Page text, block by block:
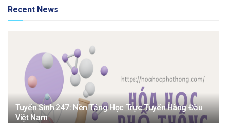
Recent News
Tuyển Sinh 247: Nền Tảng Học Trực Tuyến Hàng Đầu
Việt Nam